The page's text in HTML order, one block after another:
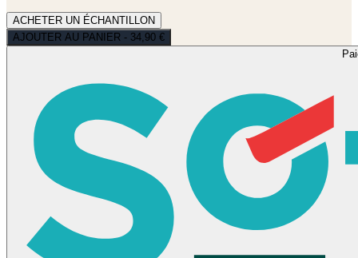
ACHETER UN ÉCHANTILLON
AJOUTER AU PANIER - 34,90 €